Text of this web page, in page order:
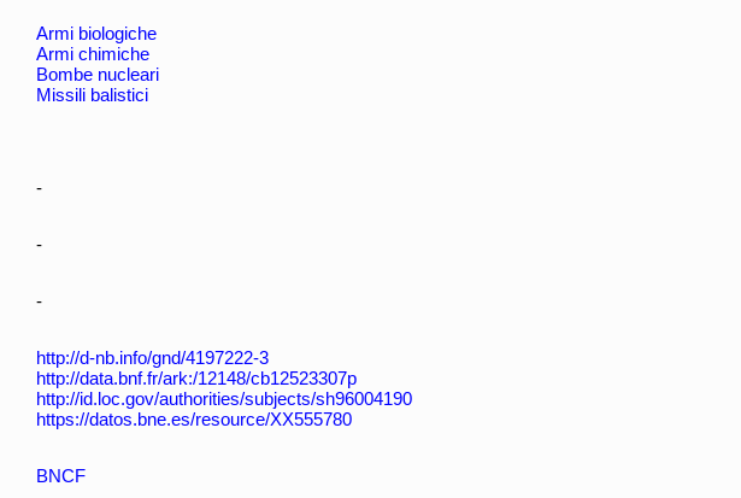
Armi biologiche
Armi chimiche
Bombe nucleari
Missili balistici
-
-
-
http://d-nb.info/gnd/4197222-3
http://data.bnf.fr/ark:/12148/cb12523307p
http://id.loc.gov/authorities/subjects/sh96004190
https://datos.bne.es/resource/XX555780
BNCF